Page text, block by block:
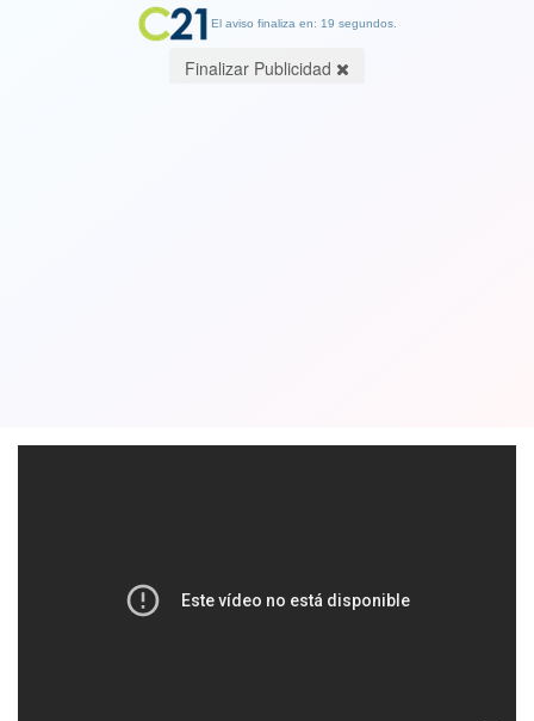
El aviso finaliza en: 19 segundos.
Finalizar Publicidad